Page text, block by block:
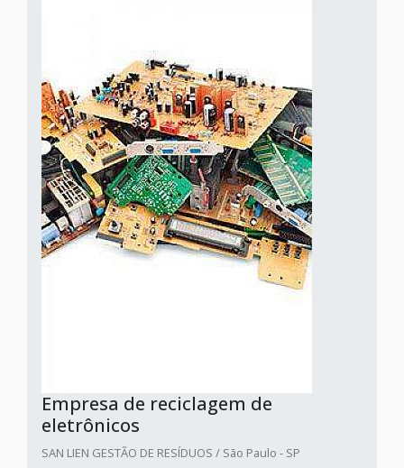
Empresa de reciclagem de
eletrônicos
SAN LIEN GESTÃO DE RESÍDUOS / São Paulo - SP